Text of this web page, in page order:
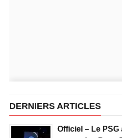
DERNIERS ARTICLES
Officiel – Le